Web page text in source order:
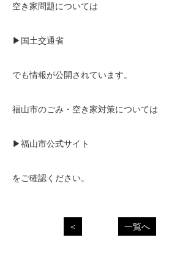
空き家問題については
▶ 国土交通省
でも情報が公開されています。
福山市のごみ・空き家対策については
▶福山市公式サイト
をご確認ください。
＜ 一覧へ